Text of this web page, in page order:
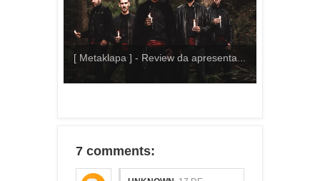
[ Metaklapa ] - Review da apresenta...
7 comments: